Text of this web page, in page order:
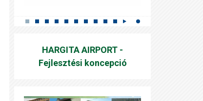
HARGITA AIRPORT -
Fejlesztési koncepció